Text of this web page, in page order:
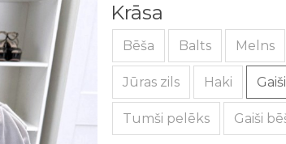
Krāsa
Bēša Balts Melns
Jūras zils Haki
Tumši pelēks Gaiši